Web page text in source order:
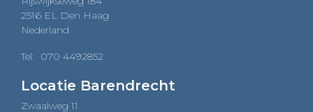
2516 EL Den Haag
Nederland
Tel: 070 4492852
Locatie Barendrecht
Zwaalweg 11